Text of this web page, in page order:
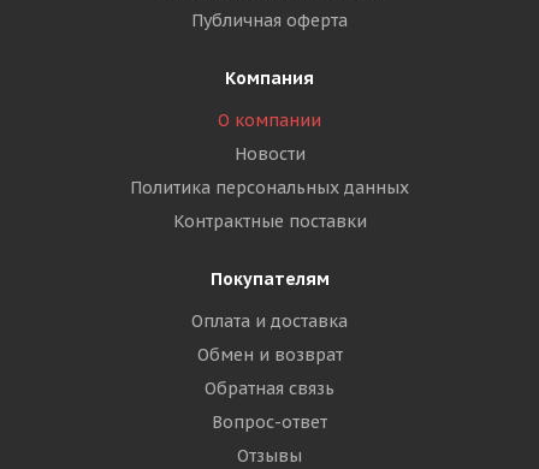
Публичная оферта
Компания
О компании
Новости
Политика персональных данных
Контрактные поставки
Покупателям
Оплата и доставка
Обмен и возврат
Обратная связь
Вопрос-ответ
Отзывы